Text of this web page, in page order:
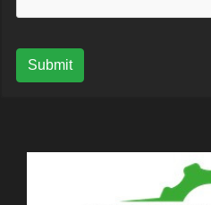
Submit